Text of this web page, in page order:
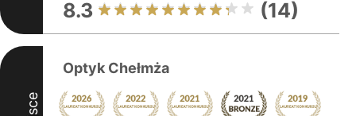
8.3 (14)
Optyk Chełmża